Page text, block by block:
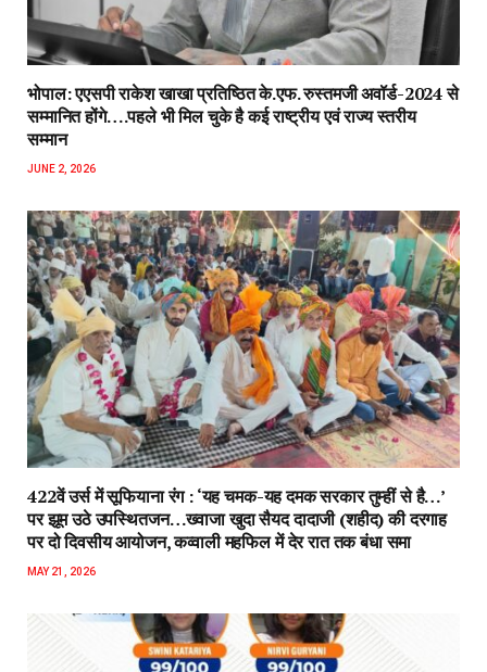
भोपाल: एएसपी राकेश‌ खाखा प्रतिष्ठित के.एफ. रुस्तमजी अवॉर्ड-2024 से
सम्मानित होंगे….पहले भी मिल चुके है कई राष्ट्रीय एवं राज्य स्तरीय
सम्मान
JUNE 2, 2026
422वें उर्स में सूफियाना रंग : ‘यह चमक-यह दमक सरकार तुम्हीं से है…’
पर झूम उठे उपस्थितजन…ख्वाजा खुदा सैयद दादाजी (शहीद) की दरगाह
पर दो दिवसीय आयोजन, कव्वाली महफिल में देर रात तक बंधा समा
MAY 21, 2026